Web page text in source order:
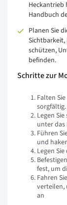
Heckantrieb
Handbuch
Planen Sie
Sichtbarkeit,
schützen,
befinden.
Schritte zur
Falten
sorgfältig.
Legen
unter das
Führen
und
Legen
fest, um
Fahren
verteilen,
an